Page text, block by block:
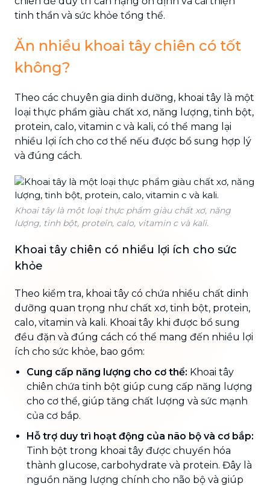
tinh thần và sức khỏe tổng thể.
Ăn nhiều khoai tây chiên có tốt
không?
Theo các chuyên gia dinh dưỡng, khoai tây là một
loại thực phẩm giàu chất xơ, năng lượng, tinh bột,
protein, calo, vitamin c và kali, có thể mang lại
nhiều lợi ích cho cơ thể nếu được bổ sung hợp lý
và đúng cách.
Khoai tây là một loại thực phẩm giàu chất xơ, năng
lượng, tinh bột, protein, calo, vitamin c và kali.
Khoai tây chiên có nhiều lợi ích cho sức
khỏe
Theo kiểm tra, khoai tây có chứa nhiều chất dinh
dưỡng quan trọng như chất xơ, tinh bột, protein,
calo, vitamin và kali. Khoai tây khi được bổ sung
đều đặn và đúng cách có thể mang đến nhiều lợi
ích cho sức khỏe, bao gồm:
Cung cấp năng lượng cho cơ thể: Khoai tây
chiên chứa tinh bột giúp cung cấp năng lượng
cho cơ thể, giúp tăng chất lượng và sức mạnh
của cơ bắp.
Hỗ trợ duy trì hoạt động của não bộ và cơ bắp:
Tinh bột trong khoai tây được chuyển hóa
thành glucose, carbohydrate và protein. Đây là
nguồn năng lượng chính cho não bộ và giúp